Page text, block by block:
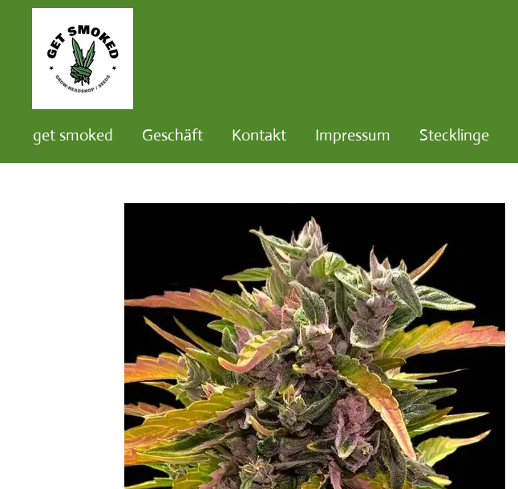
Hauptinhalt
springen
get smoked Geschäft Kontakt Impressum Stecklinge